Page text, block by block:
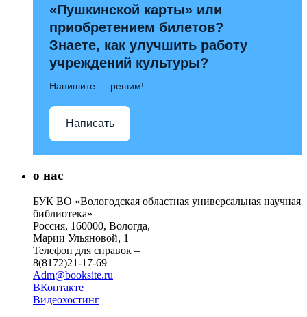
«Пушкинской карты» или
приобретением билетов?
Знаете, как улучшить работу
учреждений культуры?
Напишите — решим!
Написать
о нас
БУК ВО «Вологодская областная универсальная научная
библиотека»
Россия, 160000, Вологда,
Марии Ульяновой, 1
Телефон для справок –
8(8172)21-17-69
Adm@booksite.ru
ВКонтакте
Видеохостинг